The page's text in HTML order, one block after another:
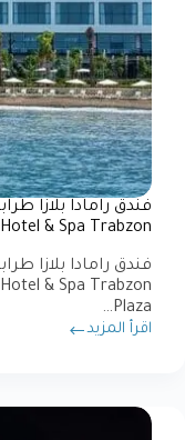
Hotel & Spa Trabzon)
Plaza…
اقرأ المزيد